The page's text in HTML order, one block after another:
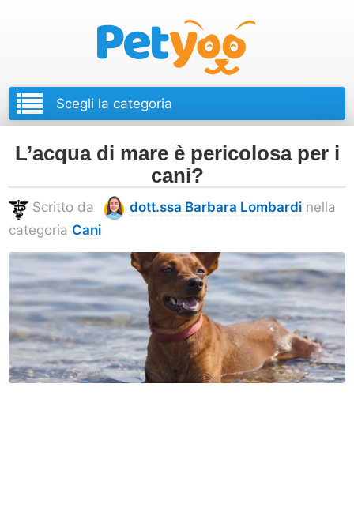
L’acqua di mare è pericolosa per i
cani?
Scritto da dott.ssa Barbara Lombardi nella
categoria Cani